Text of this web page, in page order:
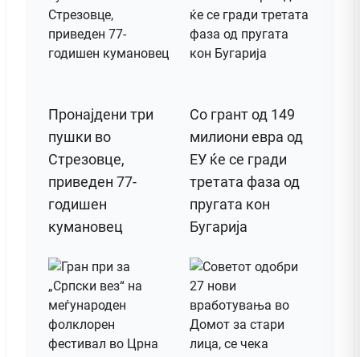
Пронајдени три
пушки во
Стрезовце,
приведен 77-
годишен
кумановец
Со грант од 149
милиони евра од
ЕУ ќе се гради
третата фаза од
пругата кон
Бугарија